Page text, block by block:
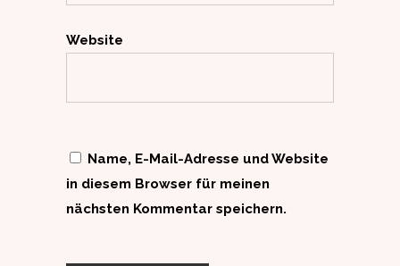
Website
Name, E-Mail-Adresse und Website
in diesem Browser für meinen
nächsten Kommentar speichern.